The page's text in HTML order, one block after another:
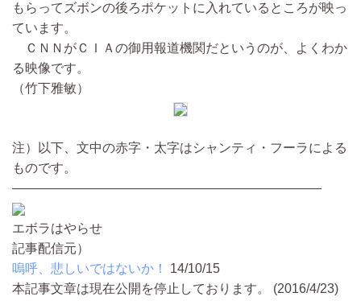
もらってズボンの後ろポケットに入れているところが映っ
ています。
ＣＮＮがＣＩＡの御用報道機関だというのが、よくわか
る映像です。
（竹下雅敏）
注）以下、文中の赤字・太字はシャンティ・フーラによる
ものです。
――――――――――――――――――――――――
エボラはやらせ
記事配信元）
嗚呼、悲しいではないか！
14/10/15
本記事文章は現在公開を停止しております。 (2016/4/23)